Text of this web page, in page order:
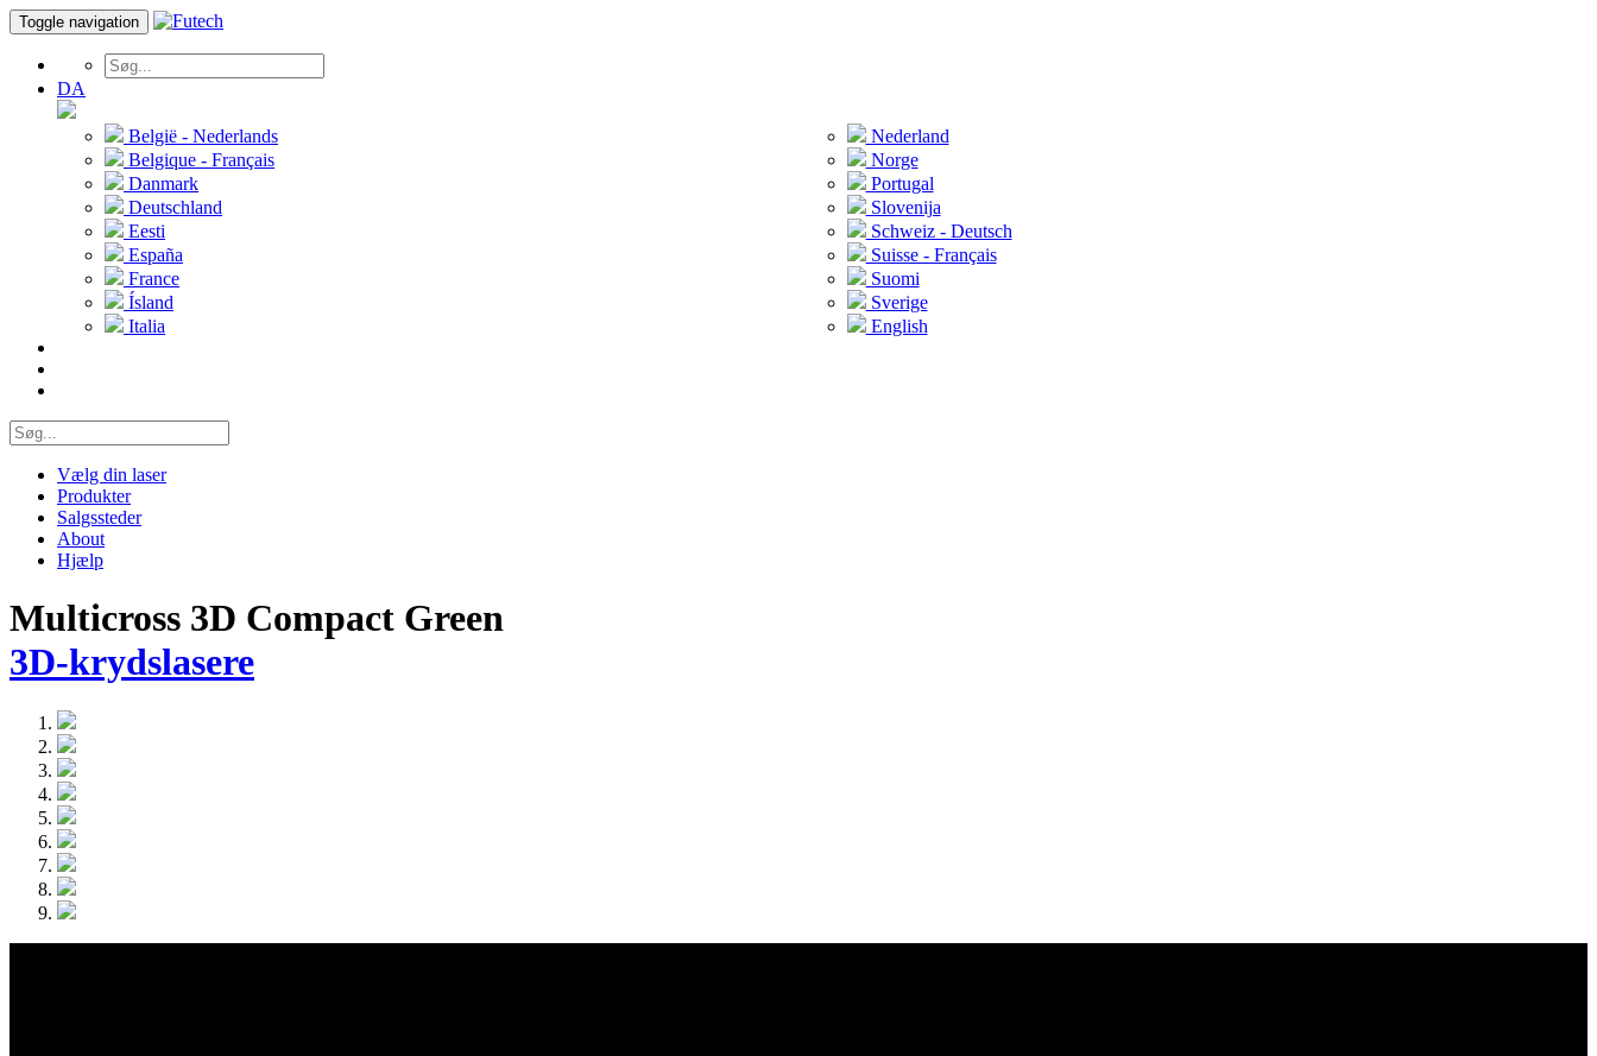
Toggle navigation
DA
België - Nederlands
Belgique - Français
Danmark
Deutschland
Eesti
España
France
Ísland
Italia
Nederland
Norge
Portugal
Slovenija
Schweiz - Deutsch
Suisse - Français
Suomi
Sverige
English
Vælg din laser
Produkter
Salgssteder
About
Hjælp
Multicross 3D Compact Green
3D-krydslasere